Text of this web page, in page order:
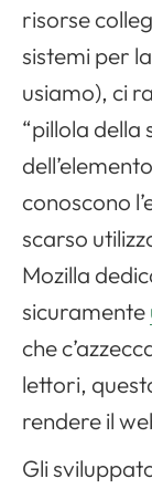
risorse
sistemi per
usiamo), ci
“pillola della
dell’elemento
conoscono
scarso
Mozilla
sicuramente
che
lettori,
rendere il
Gli